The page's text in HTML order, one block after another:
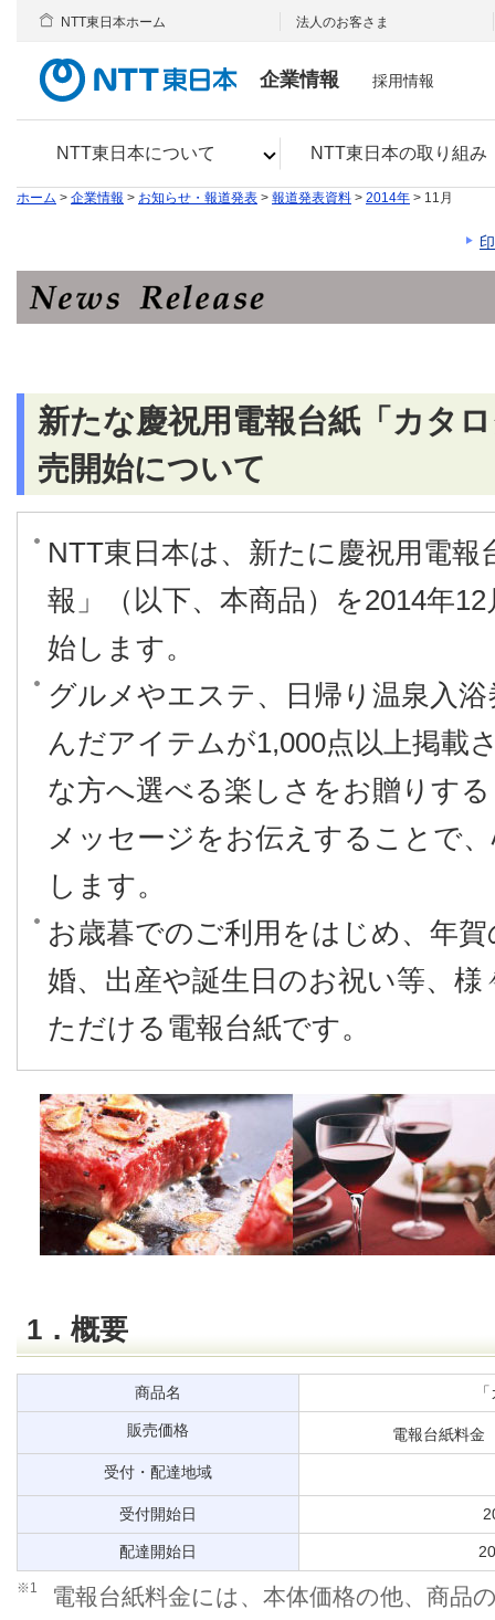
企業情報
NTT東日本について NTT東日本の取り組み
NTT東日本ホーム 法人のお客さま
採用情報
ホーム > 企業情報 > お知らせ・報道発表 > 報道発表資料 > 2014年 > 11月
新たな慶祝用電報台紙「カタ
売開始について
NTT東日本は、新たに慶祝用電
報」（以下、本商品）を2014年
始します。
グルメやエステ、日帰り温泉入
んだアイテムが1,000点以上掲載
な方へ選べる楽しさをお贈りす
メッセージをお伝えすることで
します。
お歳暮でのご利用をはじめ、年
婚、出産や誕生日のお祝い等、
ただける電報台紙です。
1．概要
商品名
販売価格 電報台紙料
受付・配達地域
受付開始日
配達開始日
※1
電報台紙料金には、本体価格の他、商品